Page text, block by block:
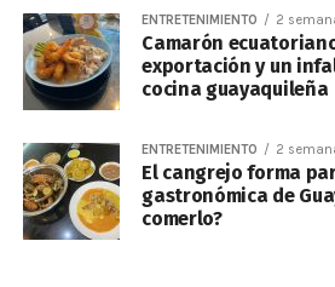
ENTRETENIMIENTO 2
Camarón
exportación y un
cocina guayaquileña
ENTRETENIMIENTO 2
El cangrejo forma
gastronómica de
comerlo?